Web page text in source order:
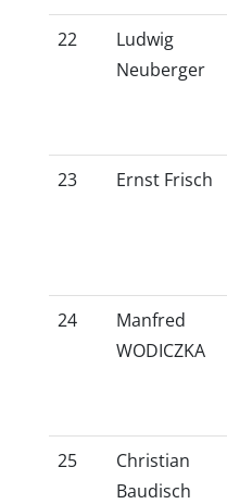
22
Ludwig
Neuberger
23 Ernst Frisch
24
Manfred
WODICZKA
25
Christian
Baudisch